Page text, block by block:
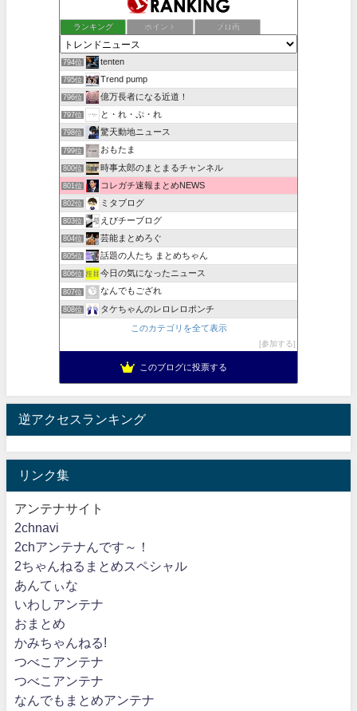
ランキング ポイント ブロ画
794位 tenten
795位 Trend pump
796位 億万長者になる近道！
797位 と・れ・ぷ・れ
798位 驚天動地ニュース
799位 おもたま
800位 時事太郎のまとまるチャンネル
801位 コレガチ速報まとめNEWS
802位 ミタブログ
803位 えびチーブログ
804位 芸能まとめろぐ
805位 話題の人たち まとめちゃん
806位 今日の気になったニュース
807位 なんでもござれ
808位 タケちゃんのレロレロポンチ
このカテゴリを全て表示
参加する
このブログに投票する
逆アクセスランキング
リンク集
アンテナサイト
2chnavi
2chアンテナんです～！
2ちゃんねるまとめスペシャル
あんてぃな
いわしアンテナ
おまとめ
かみちゃんねる!
つべこアンテナ
つべこアンテナ
なんでもまとめアンテナ